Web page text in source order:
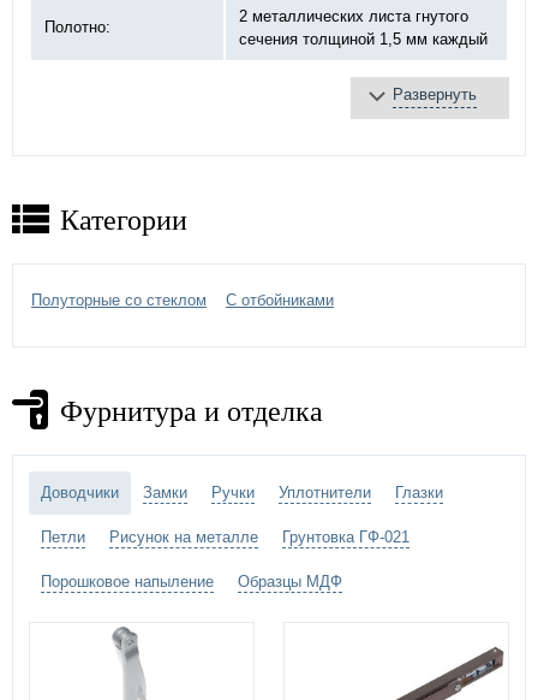
Полотно:
2 металлических листа гнутого
сечения толщиной 1,5 мм каждый
базальтовая плита
терморасширяющаяся
Петли: на закрытых подшипниках Ø20 мм
Отделка двери:
противопожарный стеклопакет
отбойник
Развернуть
Категории
Полуторные со стеклом С отбойниками
Фурнитура и отделка
Доводчики Замки Ручки Уплотнители Глазки
Петли Рисунок на металле Грунтовка ГФ-021
Порошковое напыление Образцы МДФ